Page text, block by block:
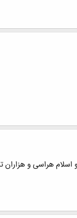
هراسی و هزاران